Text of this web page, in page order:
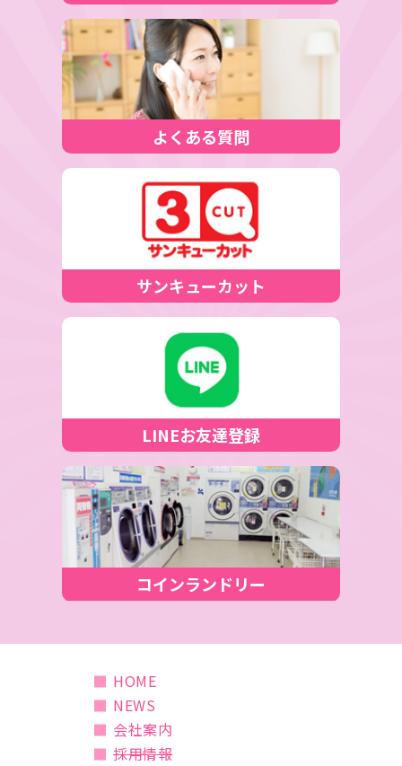
よくある質問
サンキューカット
LINEお友達登録
コインランドリー
HOME
NEWS
会社案内
採用情報